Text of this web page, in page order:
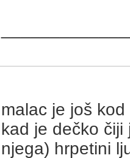
malac je još
kad je dečko
njega) hrpetini